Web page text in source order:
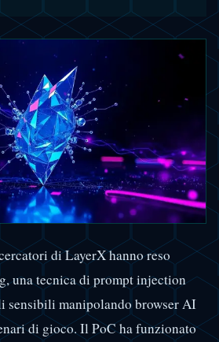
di LayerX hanno reso
una tecnica di prompt injection
sensibili manipolando browser AI
di gioco. Il PoC ha funzionato